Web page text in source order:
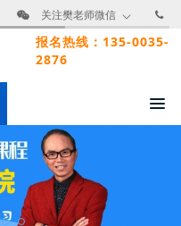
关注樊老师微信
报名热线：135-0035-
2876